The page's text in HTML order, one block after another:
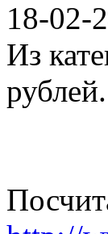
18-02-
Из
рублей.